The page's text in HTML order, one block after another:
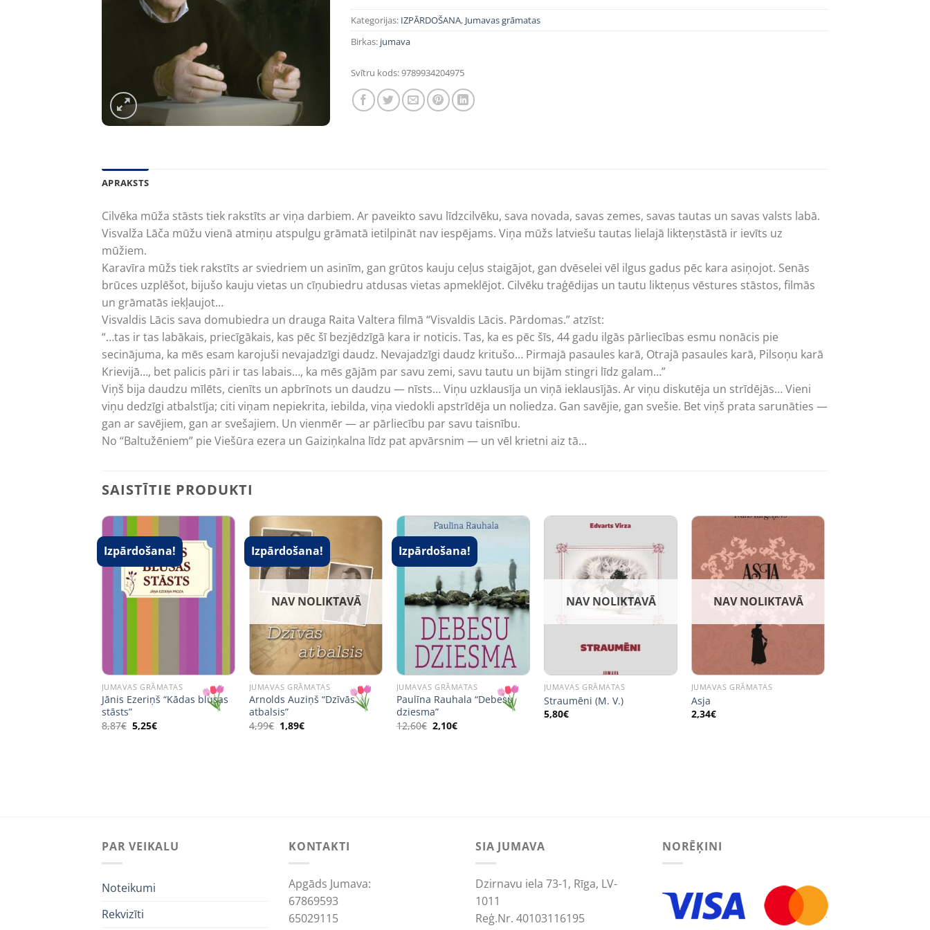
Kategorijas: IZPĀRDOŠANA, Jumavas grāmatas
Birkas: jumava
Svītru kods:9789934204975
APRAKSTS
Cilvēka mūža stāsts tiek rakstīts ar viņa darbiem. Ar paveikto savu līdzcilvēku, sava novada, savas zemes, savas tautas un savas valsts labā.
Visvalža Lāča mūžu vienā atmiņu atspulgu grāmatā ietilpināt nav iespējams. Viņa mūžs latviešu tautas lielajā likteņstāstā ir ievīts uz
mūžiem.
Karavīra mūžs tiek rakstīts ar sviedriem un asinīm, gan grūtos kauju ceļus staigājot, gan dvēselei vēl ilgus gadus pēc kara asiņojot. Senās
brūces uzplēšot, bijušo kauju vietas un cīņubiedru atdusas vietas apmeklējot. Cilvēku traģēdijas un tautu likteņus vēstures stāstos, filmās
un grāmatās iekļaujot…
Visvaldis Lācis sava domubiedra un drauga Raita Valtera filmā “Visvaldis Lācis. Pārdomas.” atzīst:
“…tas ir tas labākais, priecīgākais, kas pēc šī bezjēdzīgā kara ir noticis. Tas, ka es pēc šīs, 44 gadu ilgās pārliecības esmu nonācis pie
secinājuma, ka mēs esam karojuši nevajadzīgi daudz. Nevajadzīgi daudz kritušo… Pirmajā pasaules karā, Otrajā pasaules karā, Pilsoņu karā
Krievijā…, bet palicis pāri ir tas labais…, ka mēs gājām par savu zemi, savu tautu un bijām stingri līdz galam…”
Viņš bija daudzu mīlēts, cienīts un apbrīnots un daudzu — nīsts… Viņu uzklausīja un viņā ieklausījās. Ar viņu diskutēja un strīdējās… Vieni
viņu dedzīgi atbalstīja; citi viņam nepiekrita, iebilda, viņa viedokli apstrīdēja un noliedza. Gan savējie, gan svešie. Bet viņš prata sarunāties —
gan ar savējiem, gan ar svešajiem. Un vienmēr — ar pārliecību par savu taisnību.
No “Baltužēniem” pie Viešūra ezera un Gaiziņkalna līdz pat apvārsnim — un vēl krietni aiz tā…
SAISTĪTIE PRODUKTI
Izpārdošana!
JUMAVAS GRĀMATAS
Jānis Ezeriņš “Kādas blusas
stāsts”
8,87€ Original
price
5,25€Current
Izpārdošana!
NAV NOLIKTAVĀ
JUMAVAS GRĀMATAS
Arnolds Auziņš “Dzīvās
atbalsis”
4,99€ Original
price
1,89€Current
Izpārdošana!
JUMAVAS GRĀMATAS
Paulīna Rauhala “Debesu
dziesma”
12,60€ Original
price
2,10€Current
NAV NOLIKTAVĀ
JUMAVAS GRĀMATAS
Straumēni (M. V.)
5,80€
NAV NOLIKTAVĀ
JUMAVAS GRĀMATAS
Asja
2,34€
PAR VEIKALU
Noteikumi
Rekvizīti
KONTAKTI
Apgāds Jumava:
67869593
65029115
SIA JUMAVA
Dzirnavu iela 73-1, Rīga, LV-
1011
Reģ.Nr. 40103116195
NORĒĶINI